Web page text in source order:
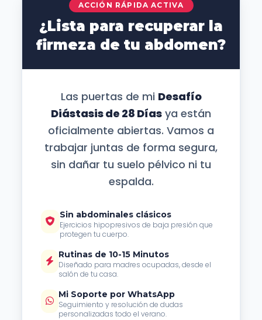
ACCIÓN RÁPIDA ACTIVA
¿Lista para recuperar la
firmeza de tu abdomen?
Las puertas de mi Desafío
Diástasis de 28 Días ya están
oficialmente abiertas. Vamos a
trabajar juntas de forma segura,
sin dañar tu suelo pélvico ni tu
espalda.
Sin abdominales clásicos
Ejercicios hipopresivos de baja presión que
protegen tu cuerpo.
Rutinas de 10-15 Minutos
Diseñado para madres ocupadas, desde el
salón de tu casa.
Mi Soporte por WhatsApp
Seguimiento y resolución de dudas
personalizadas todo el verano.